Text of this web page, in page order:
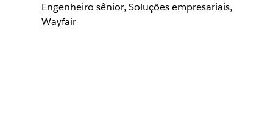
Engenheiro sênior, Soluções empresariais,
Wayfair